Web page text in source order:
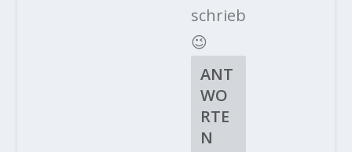
schrieb
😉
ANT
WO
RTE
N